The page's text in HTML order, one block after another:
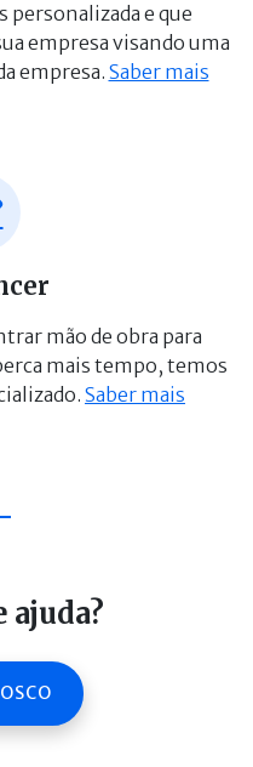
personalizada e que
empresa visando uma
empresa. Saber mais
mão de obra para
mais tempo, temos
Saber mais
ajuda?